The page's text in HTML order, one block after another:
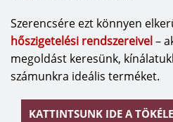
Szerencsére ezt könnyen
hőszigetelési rendszereivel–
megoldást keresünk,
számunkra ideális terméket.
KATTINTSUNK IDE A